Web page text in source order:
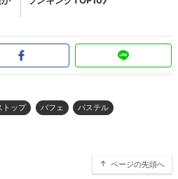
トップ パフェ パステル
ページの先頭へ